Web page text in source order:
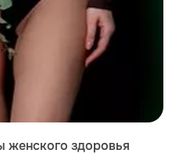
женского здоровья